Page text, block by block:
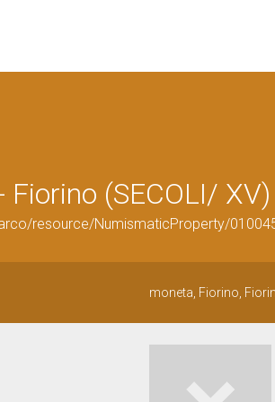
Fiorino (SECOLI/ XV)
resource/NumismaticProperty/
moneta, Fiorino,